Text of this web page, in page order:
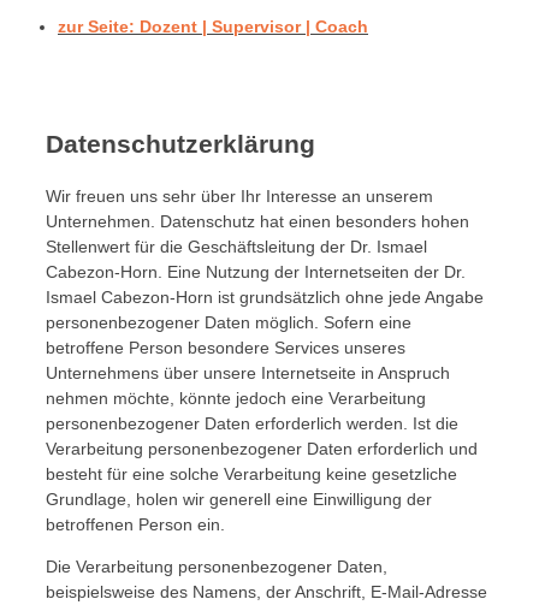
zur Seite: Dozent | Supervisor | Coach
Datenschutzerklärung
Wir freuen uns sehr über Ihr Interesse an unserem
Unternehmen. Datenschutz hat einen besonders hohen
Stellenwert für die Geschäftsleitung der Dr. Ismael
Cabezon-Horn. Eine Nutzung der Internetseiten der Dr.
Ismael Cabezon-Horn ist grundsätzlich ohne jede Angabe
personenbezogener Daten möglich. Sofern eine
betroffene Person besondere Services unseres
Unternehmens über unsere Internetseite in Anspruch
nehmen möchte, könnte jedoch eine Verarbeitung
personenbezogener Daten erforderlich werden. Ist die
Verarbeitung personenbezogener Daten erforderlich und
besteht für eine solche Verarbeitung keine gesetzliche
Grundlage, holen wir generell eine Einwilligung der
betroffenen Person ein.
Die Verarbeitung personenbezogener Daten,
beispielsweise des Namens, der Anschrift, E-Mail-Adresse